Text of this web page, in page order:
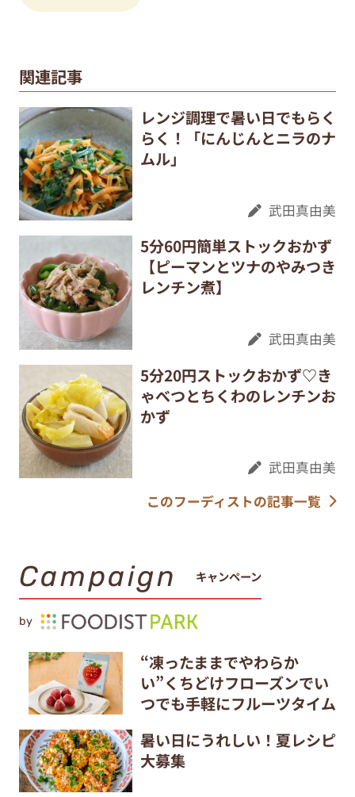
関連記事
レンジ調理で暑い日でもらく
らく！「にんじんとニラのナ
ムル」
武田真由美
5分60円簡単ストックおかず
【ピーマンとツナのやみつき
レンチン煮】
武田真由美
5分20円ストックおかず♡き
ゃべつとちくわのレンチンお
かず
武田真由美
このフーディストの記事一覧
Campaign キャンペーン
by
“凍ったままでやわらか
い”くちどけフローズンでい
つでも手軽にフルーツタイム
暑い日にうれしい！夏レシピ
大募集